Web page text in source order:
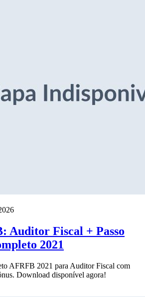
Auditor Fiscal + Passo
2021
AFRFB 2021 para Auditor Fiscal com
Download disponível agora!